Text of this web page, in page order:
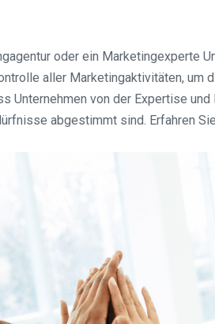
oder ein Marketingexperte
aller Marketingaktivitäten, um
von der Expertise
abgestimmt sind. Erfahren